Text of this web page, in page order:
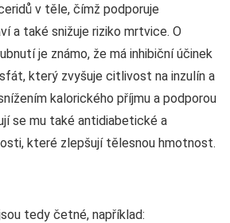
v těle, čímž podporuje
a také snižuje riziko mrtvice. O
je známo, že má inhibiční účinek
který zvyšuje citlivost na inzulín a
kalorického příjmu a podporou
se mu také antidiabetické a
které zlepšují tělesnou hmotnost.
tedy četné, například: